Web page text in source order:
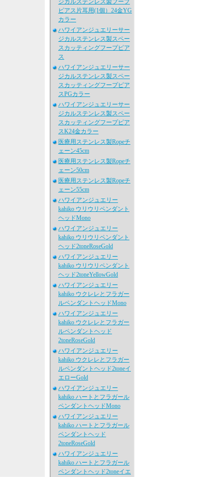
ジカルステンレス製フープ
ピアス片耳用(1個）24金YG
カラー
ハワイアンジュエリーサー
ジカルステンレス製スペー
スカッティングフープピア
ス
ハワイアンジュエリーサー
ジカルステンレス製スペー
スカッティングフープピア
スPGカラー
ハワイアンジュエリーサー
ジカルステンレス製スペー
スカッティングフープピア
スK24金カラー
医療用ステンレス製Ropeチ
ェーン45cm
医療用ステンレス製Ropeチ
ェーン50cm
医療用ステンレス製Ropeチ
ェーン55cm
ハワイアンジュエリー
kahiko ウリウリペンダント
ヘッドMono
ハワイアンジュエリー
kahiko ウリウリペンダント
ヘッド2toneRoseGold
ハワイアンジュエリー
kahiko ウリウリペンダント
ヘッド2toneYellowGold
ハワイアンジュエリー
kahiko ウクレレとフラガー
ルペンダントヘッドMono
ハワイアンジュエリー
kahiko ウクレレとフラガー
ルペンダントヘッド
2toneRoseGold
ハワイアンジュエリー
kahiko ウクレレとフラガー
ルペンダントヘッド2toneイ
エローGold
ハワイアンジュエリー
kahiko ハートとフラガール
ペンダントヘッドMono
ハワイアンジュエリー
kahiko ハートとフラガール
ペンダントヘッド
2toneRoseGold
ハワイアンジュエリー
kahiko ハートとフラガール
ペンダントヘッド2toneイエ